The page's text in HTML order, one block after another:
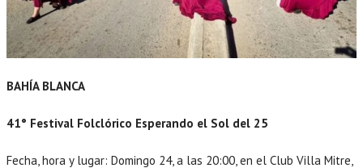
BAHÍA BLANCA
41° Festival Folclórico Esperando el Sol del 25
Fecha, hora y lugar: Domingo 24, a las 20:00, en el Club Villa Mitre,